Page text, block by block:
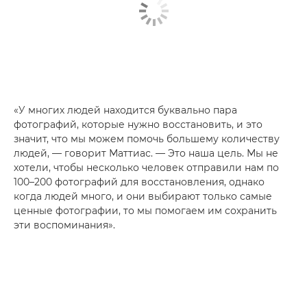
«У многих людей находится буквально пара
фотографий, которые нужно восстановить, и это
значит, что мы можем помочь большему количеству
людей, — говорит Маттиас. — Это наша цель. Мы не
хотели, чтобы несколько человек отправили нам по
100–200 фотографий для восстановления, однако
когда людей много, и они выбирают только самые
ценные фотографии, то мы помогаем им сохранить
эти воспоминания».